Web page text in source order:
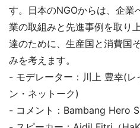
す。日本のNGOからは、企業
業の取組みと先進事例を取り
達のために、生産国と消費国
みを考えます。
- モデレーター：川上 豊幸(レ
ン・ネットーク)
- コメント：Bambang Hero